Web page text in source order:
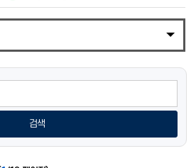
검색